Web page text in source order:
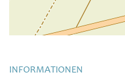
INFORMATIONEN